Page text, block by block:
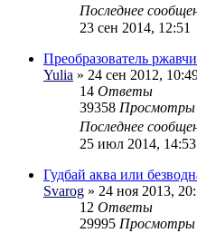
Последнее
23 сен 2014, 12:51
Преобразователь
Yulia » 24 сен 2012,
14 Ответы
39358 Просмотры
Последнее
25 июл 2014, 14:53
Гудбай аква или
Svarog » 24 ноя 2013,
12 Ответы
29995 Просмотры